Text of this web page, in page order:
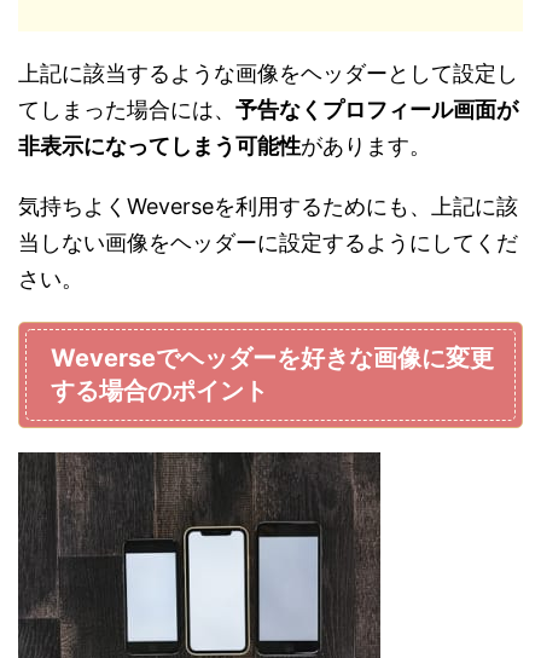
上記に該当するような画像をヘッダーとして設定し
てしまった場合には、 予告なくプロフィール画面が
非表示になってしまう可能性があります。
気持ちよくWeverseを利用するためにも、上記に該
当しない画像をヘッダーに設定するようにしてくだ
さい。
Weverseでヘッダーを好きな画像に変更
する場合のポイント